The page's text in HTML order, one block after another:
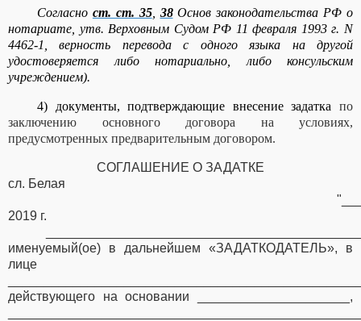
Согласно ст. ст. 35, 38Основ законодательства РФ о
нотариате, утв. Верховным Судом РФ 11 февраля 1993 г. N
4462-1, верность перевода с одного языка на другой
удостоверяется либо нотариально, либо консульским
учреждением).
4) документы, подтверждающие внесение задатка по
заключению основного договора на условиях,
предусмотренных предварительным договором.
СОГЛАШЕНИЕ О ЗАДАТКЕ
сл. Белая
2019 г.
именуемый(ое) в дальнейшем «ЗАДАТКОДАТЕЛЬ», в
лице
действующего на основании _____________________,